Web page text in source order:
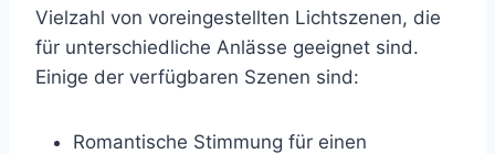
Vielzahl von voreingestellten Lichtszenen, die
für unterschiedliche Anlässe geeignet sind.
Einige der verfügbaren Szenen sind:
Romantische Stimmung für einen